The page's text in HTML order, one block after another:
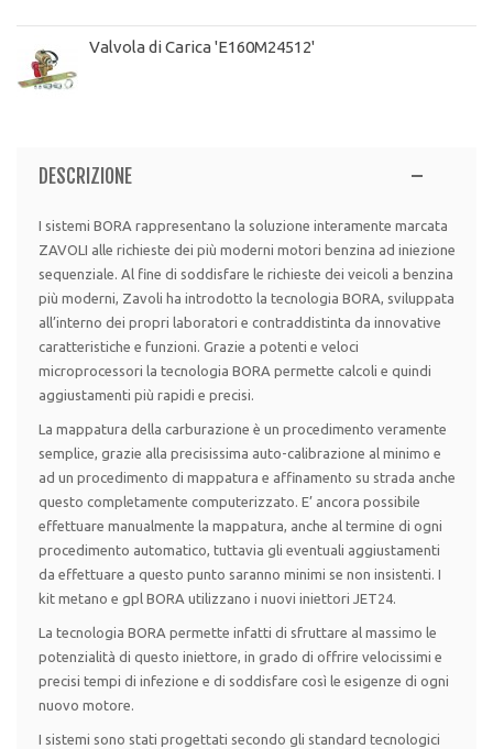
Valvola di Carica 'E160M24512'
DESCRIZIONE
I sistemi BORA rappresentano la soluzione interamente marcata
ZAVOLI alle richieste dei più moderni motori benzina ad iniezione
sequenziale. Al fine di soddisfare le richieste dei veicoli a benzina
più moderni, Zavoli ha introdotto la tecnologia BORA, sviluppata
all’interno dei propri laboratori e contraddistinta da innovative
caratteristiche e funzioni. Grazie a potenti e veloci
microprocessori la tecnologia BORA permette calcoli e quindi
aggiustamenti più rapidi e precisi.
La mappatura della carburazione è un procedimento veramente
semplice, grazie alla precisissima auto-calibrazione al minimo e
ad un procedimento di mappatura e affinamento su strada anche
questo completamente computerizzato. E’ ancora possibile
effettuare manualmente la mappatura, anche al termine di ogni
procedimento automatico, tuttavia gli eventuali aggiustamenti
da effettuare a questo punto saranno minimi se non insistenti. I
kit metano e gpl BORA utilizzano i nuovi iniettori JET24.
La tecnologia BORA permette infatti di sfruttare al massimo le
potenzialità di questo iniettore, in grado di offrire velocissimi e
precisi tempi di infezione e di soddisfare così le esigenze di ogni
nuovo motore.
I sistemi sono stati progettati secondo gli standard tecnologici